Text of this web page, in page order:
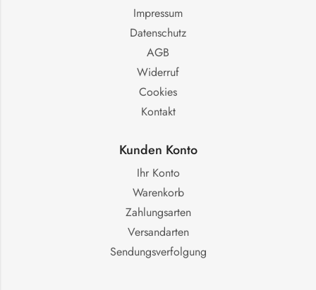
Impressum
Datenschutz
AGB
Widerruf
Cookies
Kontakt
Kunden Konto
Ihr Konto
Warenkorb
Zahlungsarten
Versandarten
Sendungsverfolgung